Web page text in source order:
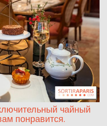
чайный
понравится.